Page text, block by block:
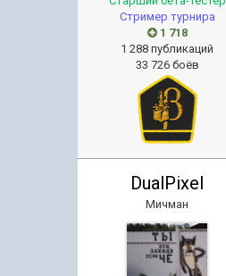
Стример турнира
1 718
1 288 публикаций
33 726 боёв
DualPixel
Мичман